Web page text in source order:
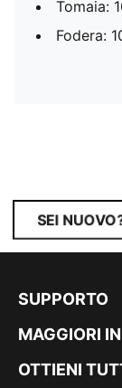
Tomaia:
Fodera:
SEI
SUPPORTO
MAGGIORI
OTTIENI